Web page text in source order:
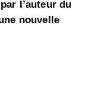
l’auteur du
nouvelle